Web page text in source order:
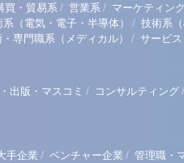
買・貿易系 / 営業系 / マーケティン
系（電気・電子・半導体） / 技術系
専門職系（メディカル） / サービ
出版・マスコミ / コンサルティング /
手企業 / ベンチャー企業 / 管理職・